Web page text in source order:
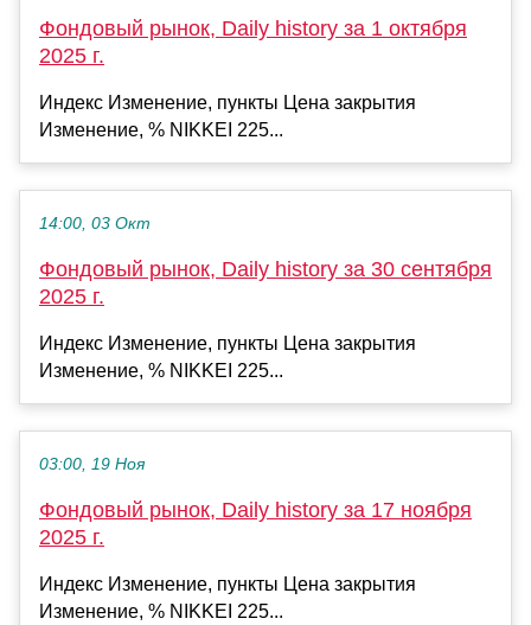
Фондовый рынок, Daily history за 1 октября
2025 г.
Индекс Изменение, пункты Цена закрытия
Изменение, % NIKKEI 225...
14:00, 03 Окт
Фондовый рынок, Daily history за 30 сентября
2025 г.
Индекс Изменение, пункты Цена закрытия
Изменение, % NIKKEI 225...
03:00, 19 Ноя
Фондовый рынок, Daily history за 17 ноября
2025 г.
Индекс Изменение, пункты Цена закрытия
Изменение, % NIKKEI 225...